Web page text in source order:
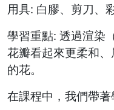
用具: 白膠、剪刀、
學習重點: 透過渲染
花瓣看起來更柔和
的花。
在課程中，我們帶著